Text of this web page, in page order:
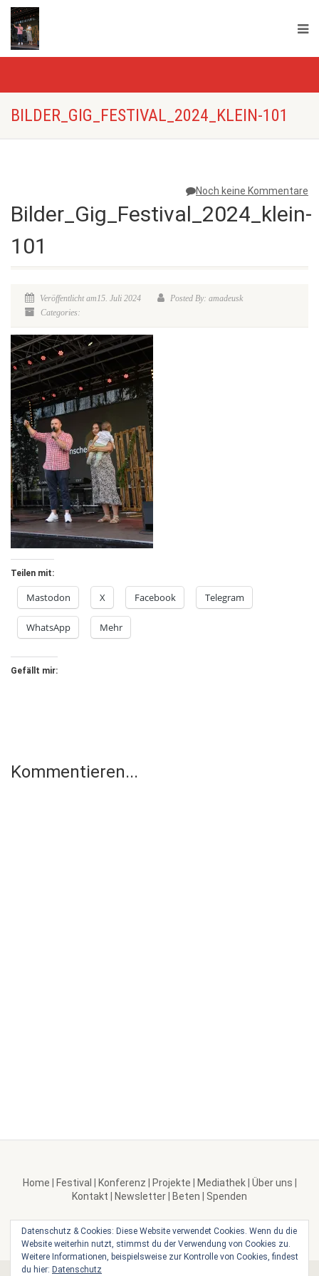
BILDER_GIG_FESTIVAL_2024_KLEIN-101
Noch keine Kommentare
Bilder_Gig_Festival_2024_klein-
101
Veröffentlicht am15. Juli 2024
Posted By: amadeusk
Categories:
Teilen mit:
Mastodon X Facebook Telegram
WhatsApp Mehr
Gefällt mir:
Kommentieren...
Home Festival Konferenz Projekte Mediathek| Über uns
Kontakt
Newsletter Beten Spenden
Datenschutz & Cookies: Diese Website verwendet Cookies. Wenn du die
Website weiterhin nutzt, stimmst du der Verwendung von Cookies zu.
Weitere Informationen, beispielsweise zur Kontrolle von Cookies, findest
du hier: Datenschutz